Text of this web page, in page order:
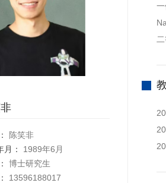
陈笑非
月：
1989年6月
博士研究生
13596188017